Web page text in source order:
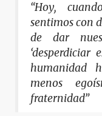
“Hoy,
sentimos con
de dar
‘desperdiciar
humanidad
menos
fraternidad”